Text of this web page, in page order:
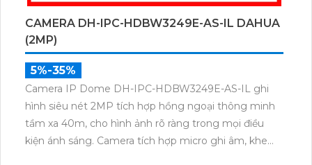
CAMERA DH-IPC-HDBW3249E-AS-IL DAHUA
(2MP)
5%-35%
Camera IP Dome DH-IPC-HDBW3249E-AS-IL ghi
hình siêu nét 2MP tích hợp hồng ngoại thông minh
tầm xa 40m, cho hình ảnh rõ ràng trong mọi điều
kiện ánh sáng. Camera tích hợp micro ghi âm, khe